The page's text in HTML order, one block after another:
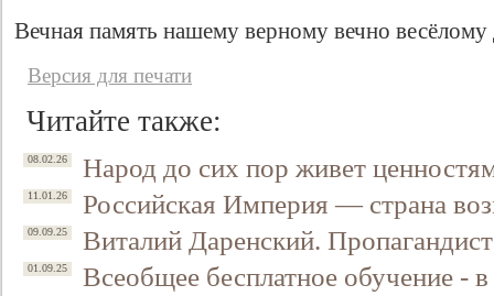
Вечная память нашему верному вечно
Версия для печати
Читайте также:
08.02.26 Народ до сих пор живет
11.01.26 Российская Империя — страна
09.09.25 Виталий Даренский.
01.09.25 Всеобщее бесплатное обучение -